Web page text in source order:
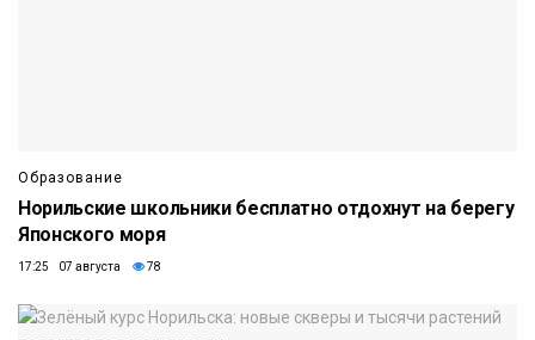
Образование
Норильские школьники бесплатно отдохнут на берегу
Японского моря
17:25 07 августа 78